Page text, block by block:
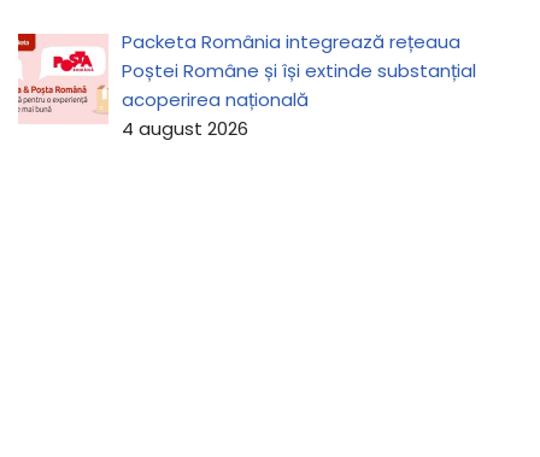
Packeta România integrează rețeaua
Poștei Române și își extinde substanțial
acoperirea națională
4 august 2026